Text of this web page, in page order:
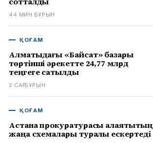
44 МИН БҰРЫН
ҚОҒАМ
Алматыдағы «Байсат» базары
төртінші әрекетте 24,77 млрд
теңгеге сатылды
2 САҒ БҰРЫН
ҚОҒАМ
Астана прокуратурасы алаяқтықтың
жаңа схемалары туралы ескертеді